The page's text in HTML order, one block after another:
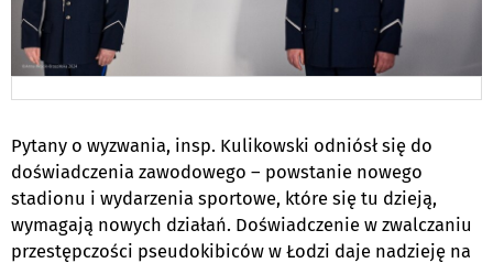
Pytany o wyzwania, insp. Kulikowski odniósł się do
doświadczenia zawodowego – powstanie nowego
stadionu i wydarzenia sportowe, które się tu dzieją,
wymagają nowych działań. Doświadczenie w zwalczaniu
przestępczości pseudokibiców w Łodzi daje nadzieję na